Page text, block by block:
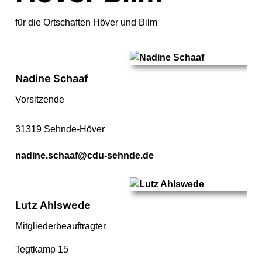
für die Ortschaften Höver und Bilm
Nadine Schaaf
Vorsitzende
31319 Sehnde-Höver
nadine.schaaf@cdu-sehnde.de
Lutz Ahlswede
Mitgliederbeauftragter
Tegtkamp 15